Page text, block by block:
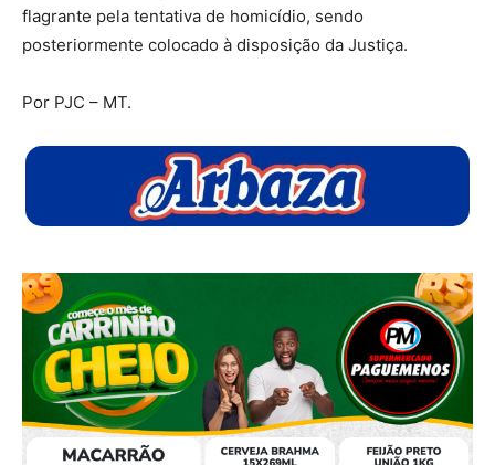
flagrante pela tentativa de homicídio, sendo
posteriormente colocado à disposição da Justiça.
Por PJC – MT.